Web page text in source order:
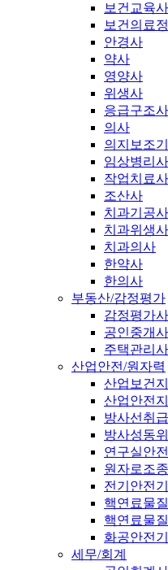
보건교육사
보건의료
안경사
약사
영양사
위생사
응급구조사
의사
의지보조
임상병리사
작업치료사
조산사
치과기공사
치과위생사
치과의사
한약사
한의사
부동산/감정평가
감정평가사
공인중개사
주택관리
산업안전/원자력
산업보건
산업안전
방사선취
방사성동
연구실안
원자로조
전기안전
핵연료물
핵연료물
화공안전
세무/회계